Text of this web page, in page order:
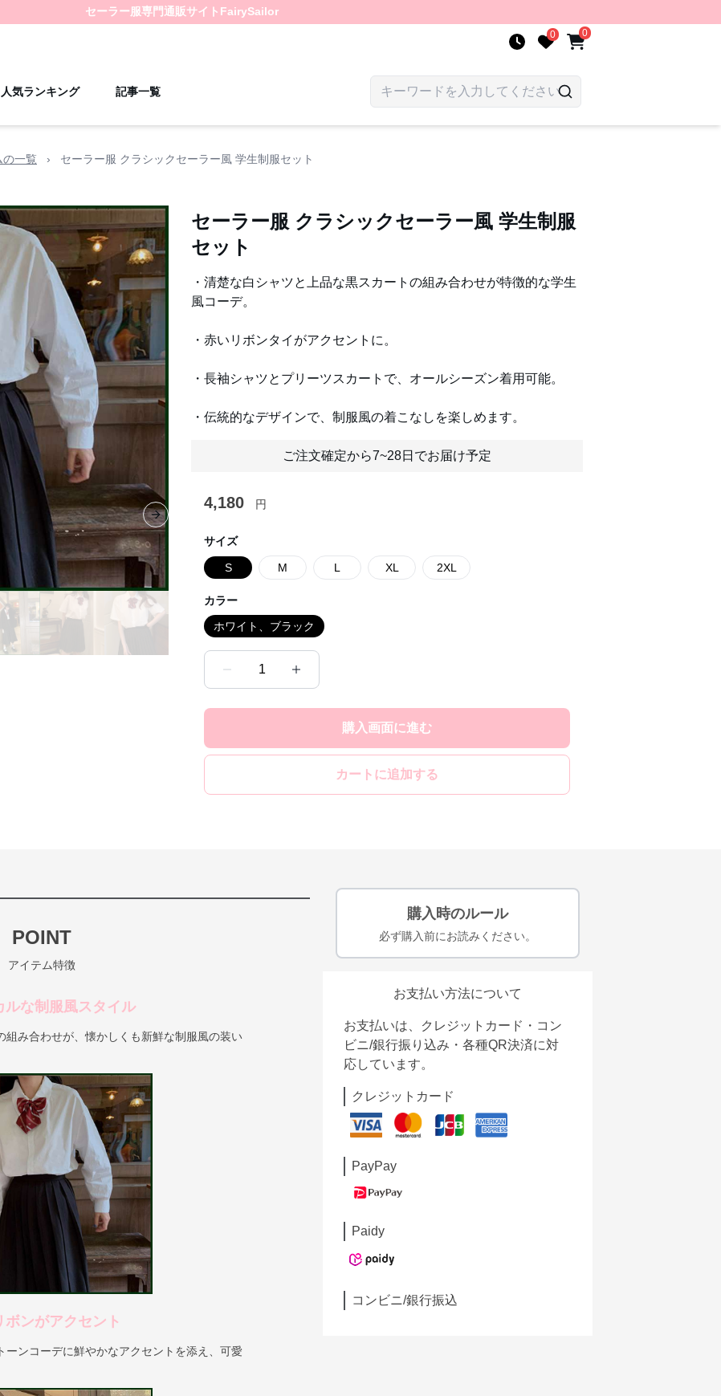
セーラー服専門通販サイト FairySailor
0 0
人気ランキング 記事一覧
の一覧 › セーラー服 クラシックセーラー風 学生制服セット
Next slide
セーラー服 クラシックセーラー風 学生制服
セット
・清楚な白シャツと上品な黒スカートの組み合わせが特徴的な学生
風コーデ。
・赤いリボンタイがアクセントに。
・長袖シャツとプリーツスカートで、オールシーズン着用可能。
・伝統的なデザインで、制服風の着こなしを楽しめます。
ご注文確定から7~28日でお届け予定
4,180 円
サイズ
S M L XL 2XL
カラー
ホワイト、ブラック
1
購入画面に進む
カートに追加する
POINT
アイテム特徴
ルな制服風スタイル
組み合わせが、懐かしくも新鮮な制服風の装い
ボンがアクセント
ーンコーデに鮮やかなアクセントを添え、可愛
購入時のルール
必ず購入前にお読みください。
お支払い方法について
お支払いは、クレジットカード・コン
ビニ/銀行振り込み・各種QR決済に対
応しています。
クレジットカード
PayPay
Paidy
コンビニ/銀行振込